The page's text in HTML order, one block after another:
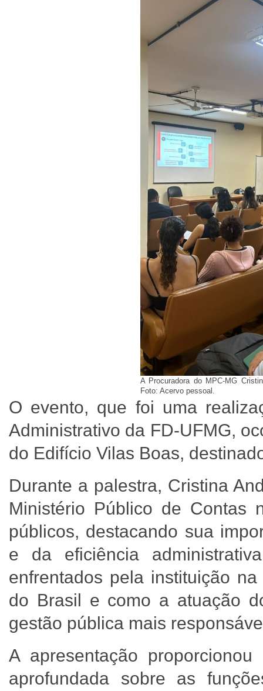
A Procuradora do MPC-MG
Foto: Acervo pessoal.
O evento, que foi uma
Administrativo da FD-UFMG,
do Edifício Vilas Boas,
Durante a palestra, Cristina
Ministério Público de Contas
públicos, destacando sua
e da eficiência
enfrentados pela instituição
do Brasil e como a atuação
gestão pública mais
A apresentação
aprofundada sobre as